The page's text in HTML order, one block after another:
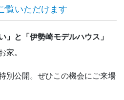
覧いただけます
」と 「伊勢崎モデルハウス」
家。
別公開。ぜひこの機会にご来場